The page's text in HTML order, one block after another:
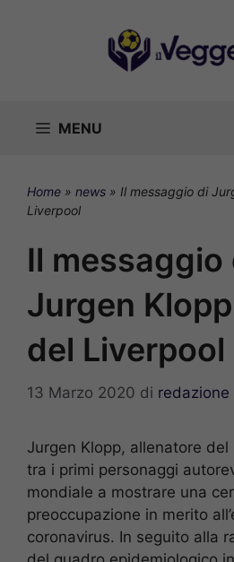
MENU
Home » news » Il messaggio di
Liverpool
Il messaggio
Jurgen
del Liverpool
13 Marzo 2020 di redazione
Jurgen Klopp, allenatore
tra i primi personaggi
mondiale a mostrare una
preoccupazione in merito
coronavirus. In seguito alla